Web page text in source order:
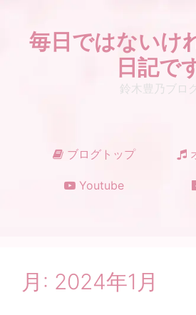
毎日ではないけ
日記で
鈴木豊乃ブロ
ブログトップ
Youtube
月: 2024年1月